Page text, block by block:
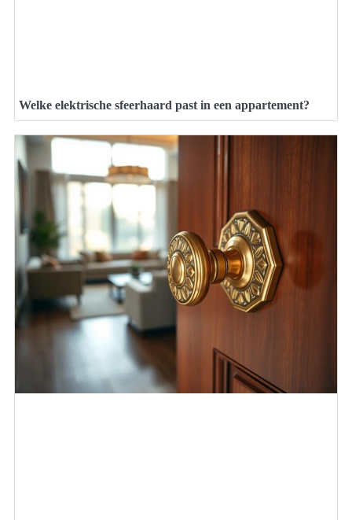
Welke elektrische sfeerhaard past in een appartement?